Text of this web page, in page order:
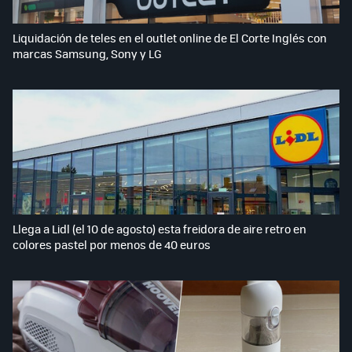
Liquidación de teles en el outlet online de El Corte Inglés con
marcas Samsung, Sony y LG
Llega a Lidl (el 10 de agosto) esta freidora de aire retro en
colores pastel por menos de 40 euros